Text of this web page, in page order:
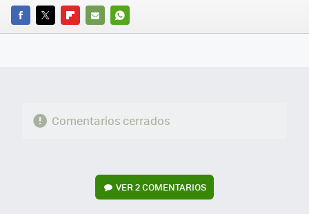
FACEBOOK
TWITTERFLIPBOARD
E-
WHATSAPP
Comentarios cerrados
VER2 COMENTARIOS